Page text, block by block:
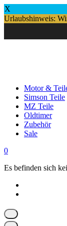
X
Urlaubshinweis:
Motor &
Simson Teile
MZ Teile
Oldtimer
Zubehör
Sale
0
Es befinden sich